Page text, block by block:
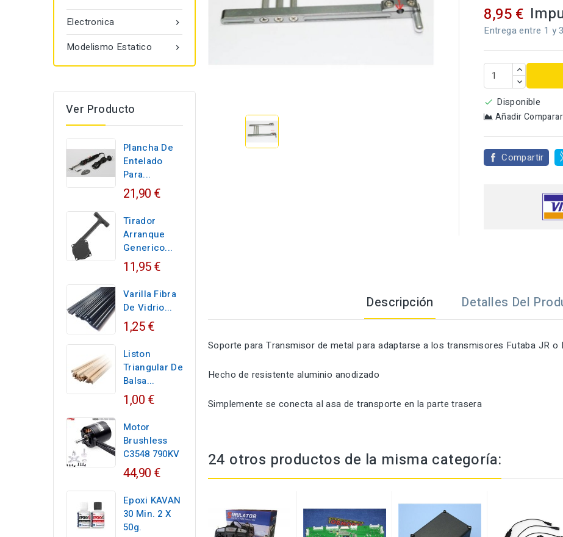

Electronica

Modelismo Estatico
Ver Producto
Plancha De
Entelado
Para...
21,90 €
Tirador
Arranque
Generico...
11,95 €
Varilla Fibra
De Vidrio...
1,25 €
Liston
Triangular De
Balsa...
1,00 €
Motor
Brushless
C3548 790KV
44,90 €
Epoxi KAVAN
30 Min. 2 X
50g.
8,95 €
Entrega entre 1 y
 Disponible
Añadir Comparar
Compartir
Descripción Detalles Del
Soporte para Transmisor de metal para adaptarse a los transmisores Futaba JR o
Hecho de resistente aluminio anodizado
Simplemente se conecta al asa de transporte en la parte trasera
24 otros productos de la misma categoría: